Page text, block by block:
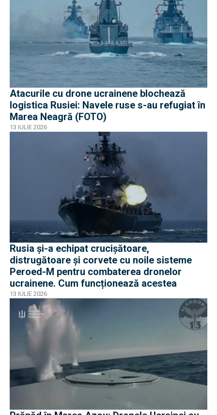
Atacurile cu drone ucrainene blochează
logistica Rusiei: Navele ruse s-au refugiat în
Marea Neagră (FOTO)
13 IULIE 2026
Rusia și-a echipat crucișătoare,
distrugătoare și corvete cu noile sisteme
Peroed-M pentru combaterea dronelor
ucrainene. Cum funcționează acestea
13 IULIE 2026